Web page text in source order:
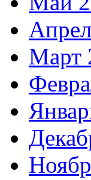
Март